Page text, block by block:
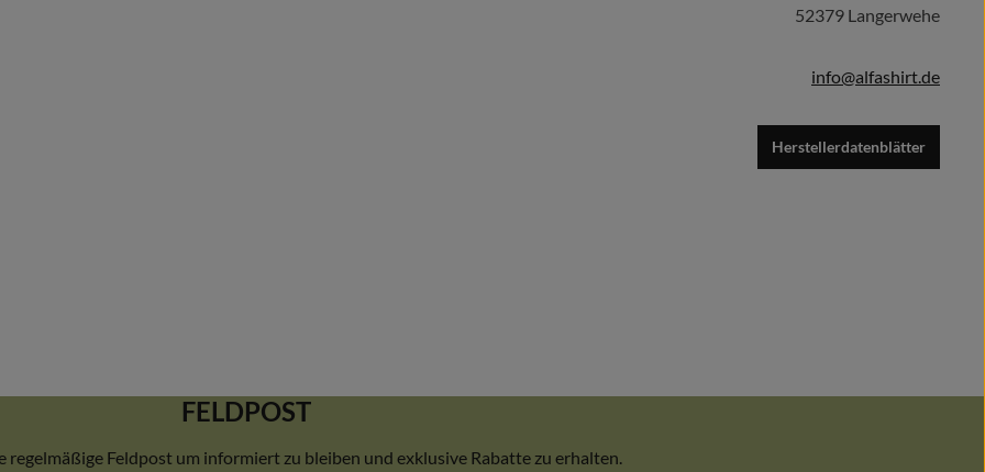
52379 Langerwehe
info@alfashirt.de
Herstellerdatenblätter
FELDPOST
regelmäßige Feldpost um informiert zu bleiben und exklusive Rabatte zu erhalten.